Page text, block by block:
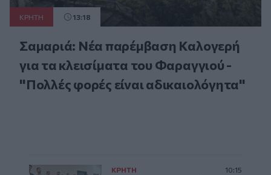
ΚΡΗΤΗ 13:18
Σαμαριά: Νέα παρέμβαση Καλογερή
για τα κλεισίματα του Φαραγγιού -
"Πολλές φορές είναι αδικαιολόγητα"
ΚΡΗΤΗ 10:15